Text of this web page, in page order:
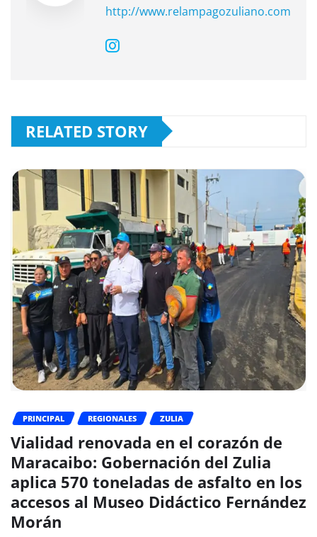
http://www.relampagozuliano.com
RELATED STORY
PRINCIPAL REGIONALES ZULIA
Vialidad renovada en el corazón de
Maracaibo: Gobernación del Zulia
aplica 570 toneladas de asfalto en los
accesos al Museo Didáctico Fernández
Morán